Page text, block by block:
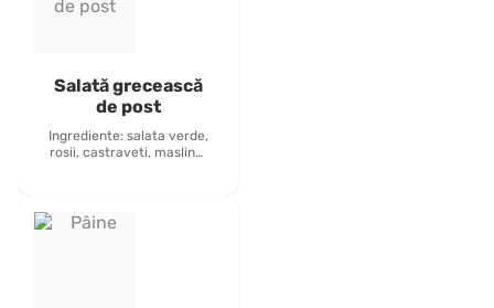
Salată grecească
de post
Ingrediente: salata verde,
rosii, castraveti, masline,
tacamuri alergeni: